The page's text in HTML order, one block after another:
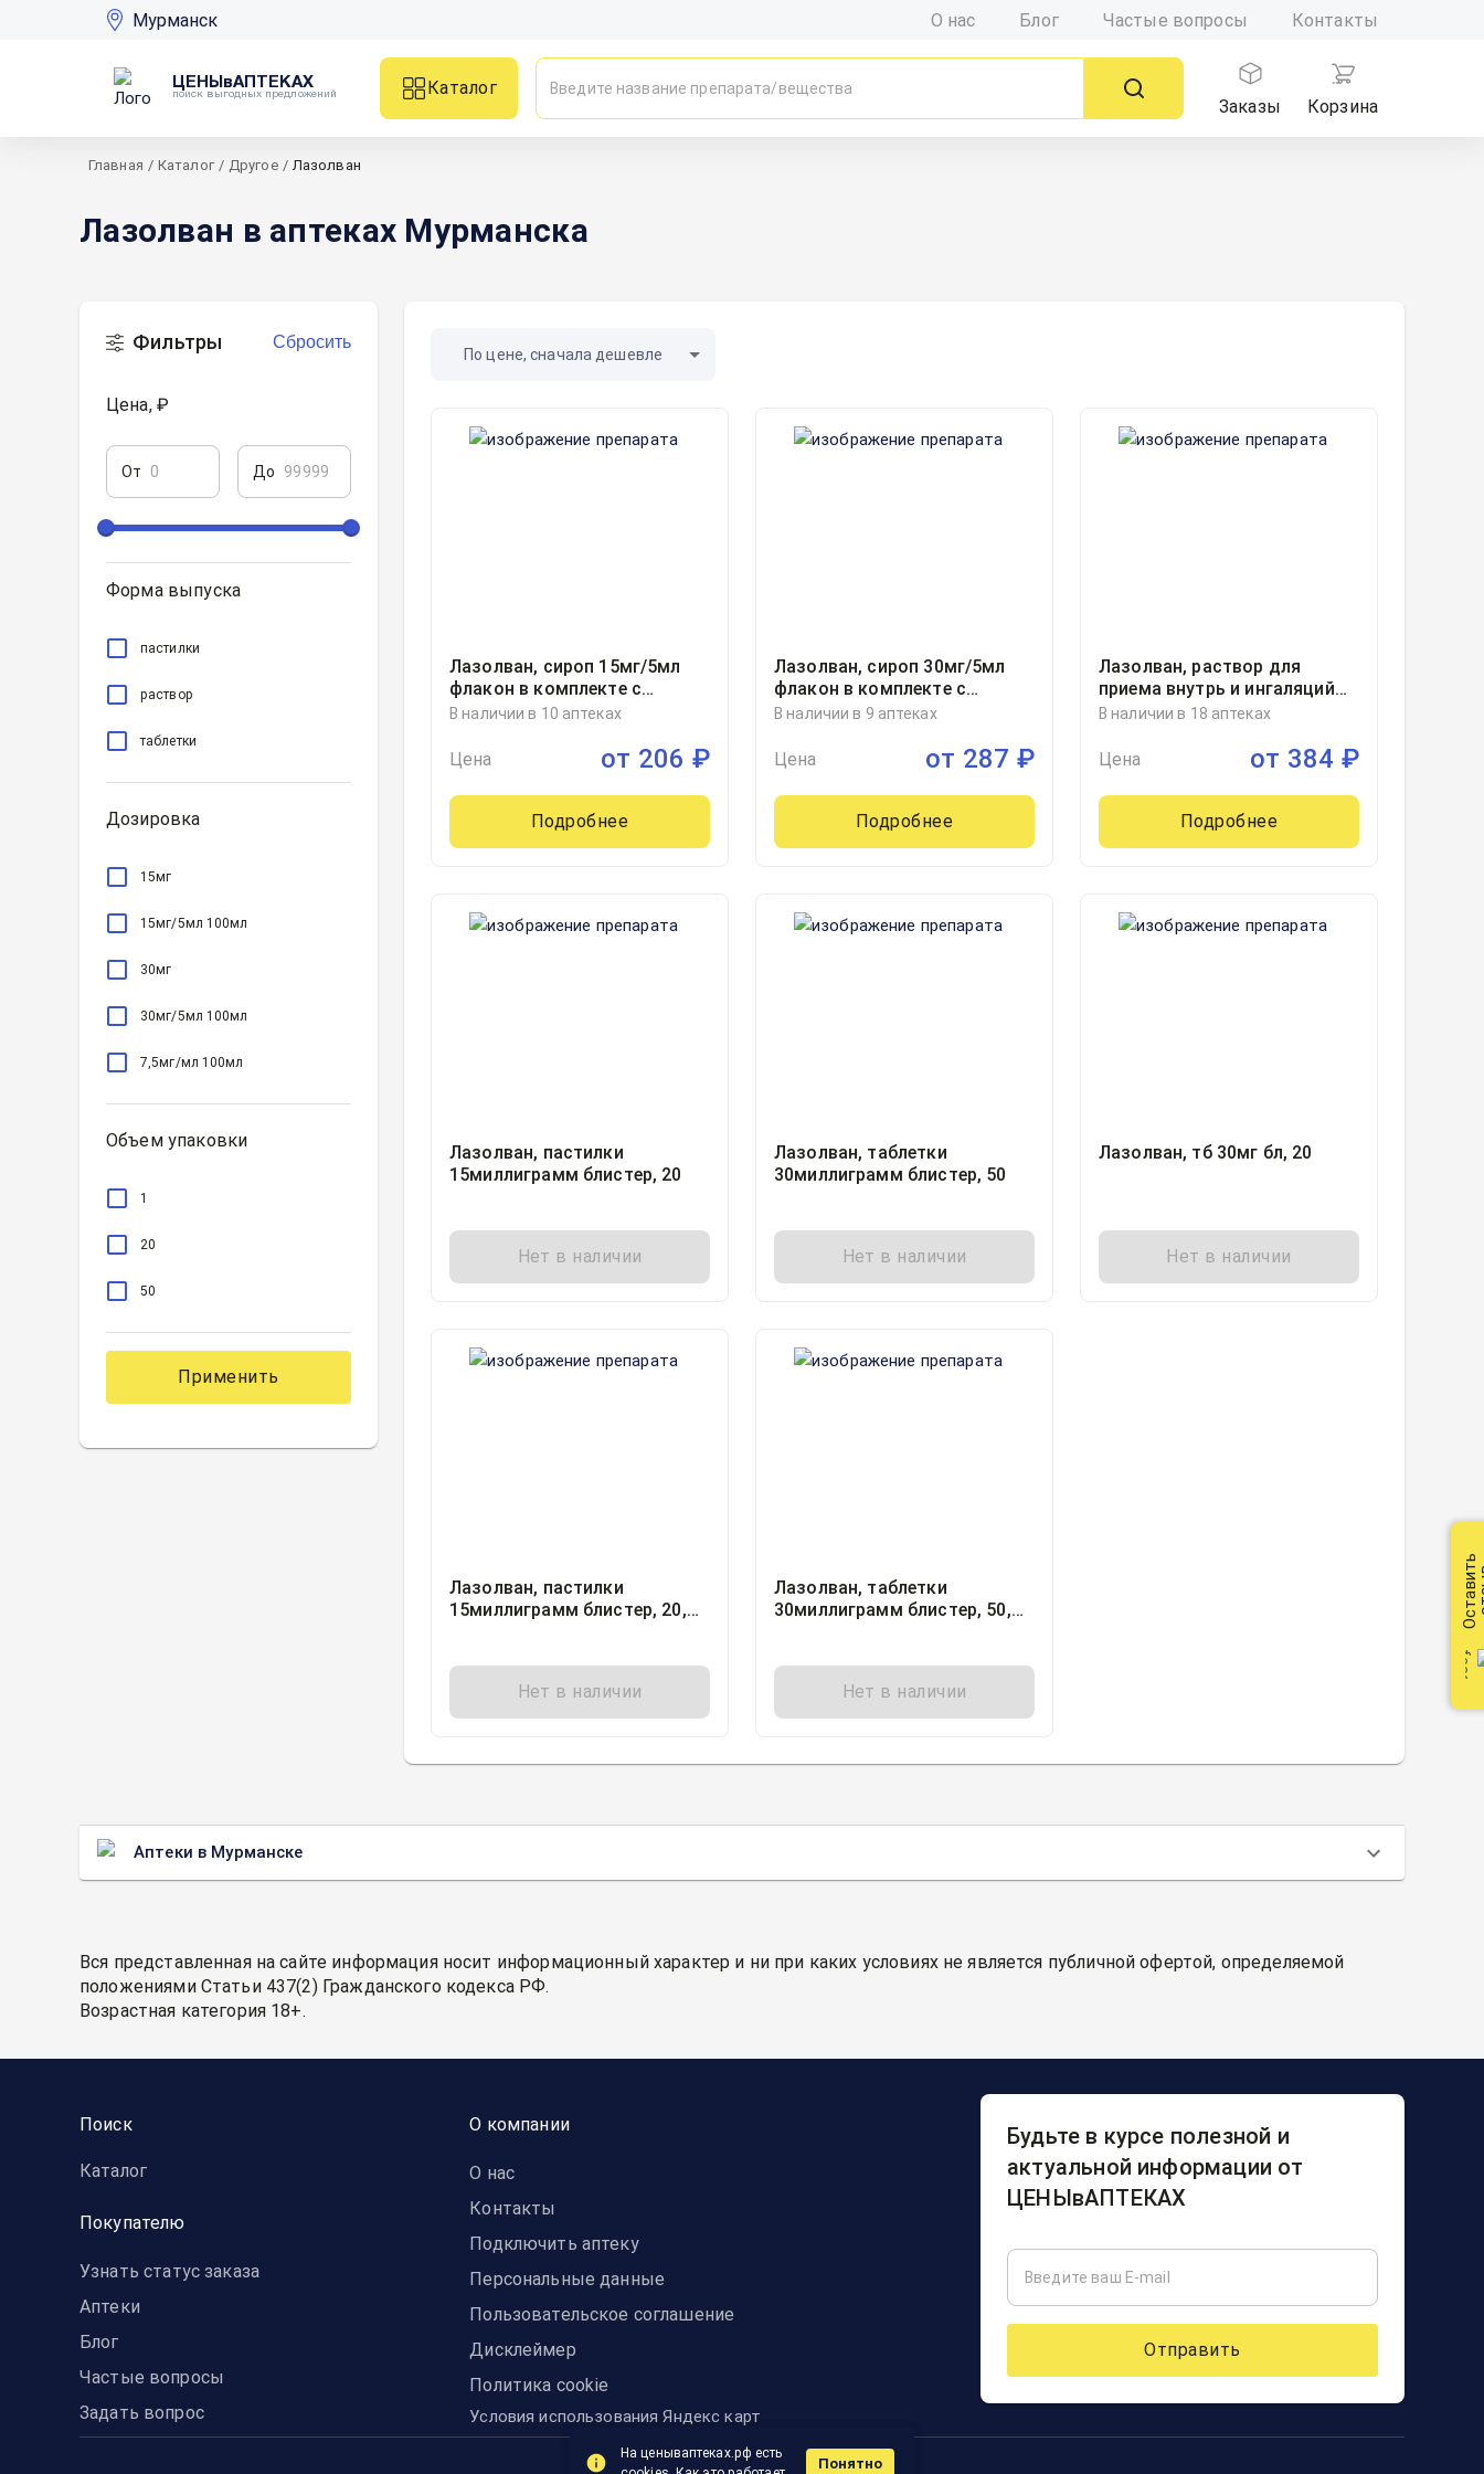
Мурманск О нас Блог Частые вопросы Контакты
ЦЕНЫвАПТЕКАХ
поиск выгодных предложений
Каталог
Заказы
Корзина
Главная / Каталог / Другое / Лазолван
Лазолван в аптеках Мурманска
Фильтры Сбросить
Цена, ₽
От До
Форма выпуска
пастилки
раствор
таблетки
Дозировка
15мг
15мг/5мл 100мл
30мг
30мг/5мл 100мл
7,5мг/мл 100мл
Объем упаковки
1
20
50
Применить
По цене, сначала дешевле
Лазолван, сироп 15мг/5мл
флакон в комплекте с
мерным стаканчиком
В наличии в 10 аптеках
Цена от 206 ₽
Подробнее
Лазолван, сироп 30мг/5мл
флакон в комплекте с
мерным стаканчиком
В наличии в 9 аптеках
Цена от 287 ₽
Подробнее
Лазолван, раствор для
приема внутрь и ингаляций
7.5мг/мл флакон-капельница
с мерным стаканчиком
В наличии в 18 аптеках
Цена от 384 ₽
Подробнее
Лазолван, пастилки
15миллиграмм блистер, 20
Нет в наличии
Лазолван, таблетки
30миллиграмм блистер, 50
Нет в наличии
Лазолван, тб 30мг бл, 20
Нет в наличии
Лазолван, пастилки
15миллиграмм блистер, 20,
Нет в наличии
Лазолван, таблетки
30миллиграмм блистер, 50,
Нет в наличии
Аптеки в Мурманске
Вся представленная на сайте информация носит информационный характер и ни при каких условиях не является публичной офертой, определяемой
положениями Статьи 437(2) Гражданского кодекса РФ.
Возрастная категория 18+.
Поиск
Каталог
Покупателю
Узнать статус заказа
Аптеки
Блог
Частые вопросы
Задать вопрос
О компании
О нас
Контакты
Подключить аптеку
Персональные данные
Пользовательское соглашение
Дисклеймер
Политика cookie
Условия использования Яндекс карт
Будьте в курсе полезной и
актуальной информации от
ЦЕНЫвАПТЕКАХ
Отправить
Оставить
На ценываптеках.рф есть
Понятно